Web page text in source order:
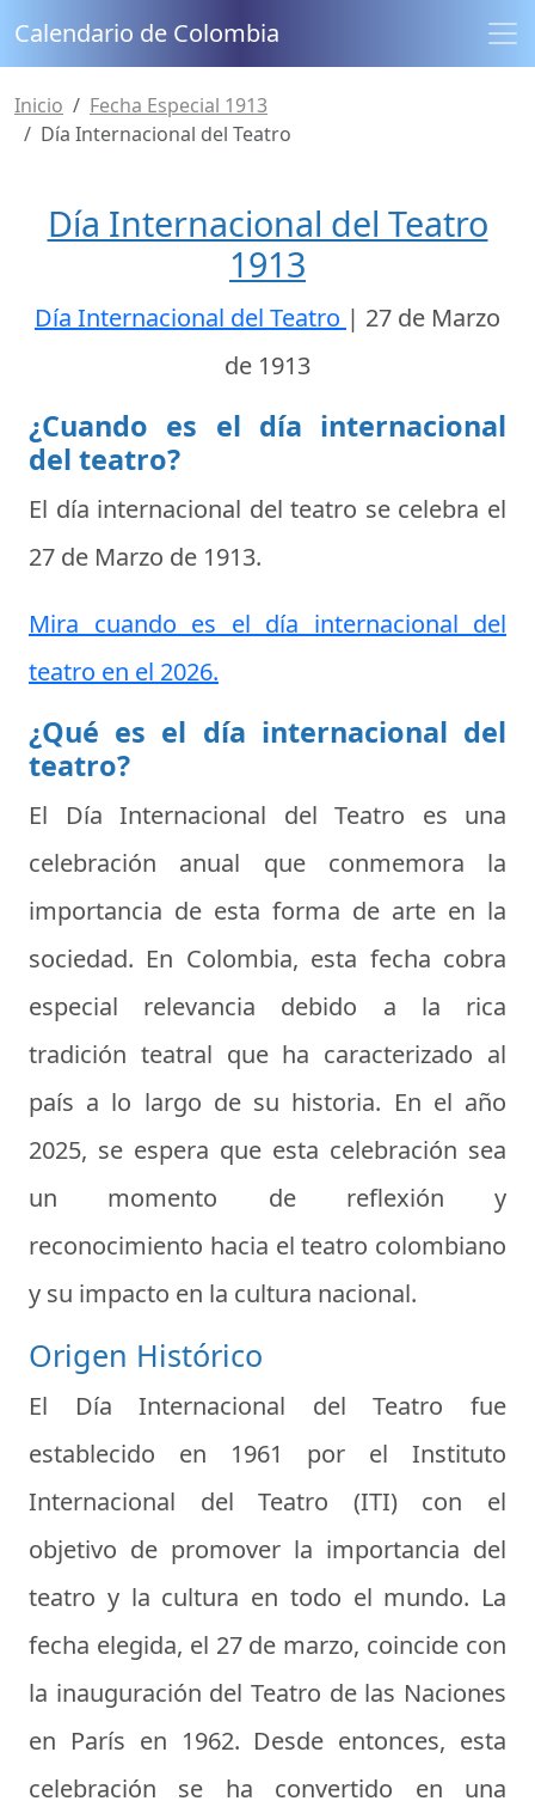
Calendario de Colombia
Inicio
Fecha Especial 1913
Día Internacional del Teatro
Día Internacional del Teatro
1913
Día Internacional del Teatro | 27 de Marzo
de 1913
¿Cuando es el día internacional
del teatro?
El día internacional del teatro se celebra el
27 de Marzo de 1913.
Mira cuando es el día internacional del
teatro en el 2026.
¿Qué es el día internacional del
teatro?
El Día Internacional del Teatro es una
celebración anual que conmemora la
importancia de esta forma de arte en la
sociedad. En Colombia, esta fecha cobra
especial relevancia debido a la rica
tradición teatral que ha caracterizado al
país a lo largo de su historia. En el año
2025, se espera que esta celebración sea
un momento de reflexión y
reconocimiento hacia el teatro colombiano
y su impacto en la cultura nacional.
Origen Histórico
El Día Internacional del Teatro fue
establecido en 1961 por el Instituto
Internacional del Teatro (ITI) con el
objetivo de promover la importancia del
teatro y la cultura en todo el mundo. La
fecha elegida, el 27 de marzo, coincide con
la inauguración del Teatro de las Naciones
en París en 1962. Desde entonces, esta
celebración se ha convertido en una